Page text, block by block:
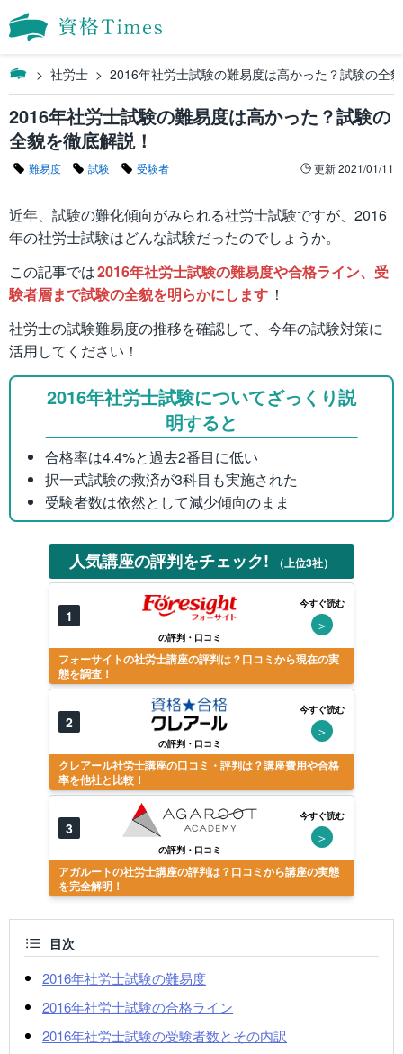
社労士 2016年社労士試験の難易度は高かった？試験の全
2016年社労士試験の難易度は高かった？試験の
全貌を徹底解説！
難易度 試験 受験者 更新2021/01/11
近年、試験の難化傾向がみられる社労士試験ですが、2016
年の社労士試験はどんな試験だったのでしょうか。
この記事では2016年社労士試験の難易度や合格ライン、受
験者層まで試験の全貌を明らかにします ！
社労士の試験難易度の推移を確認して、今年の試験対策に
活用してください！
2016年社労士試験についてざっくり説
明すると
合格率は4.4%と過去2番目に低い
択一式試験の救済が3科目も実施された
受験者数は依然として減少傾向のまま
人気講座の評判をチェック! （上位3社）
1
の評判・口コミ
今すぐ読む
＞
フォーサイトの社労士講座の評判は？口コミから現在の実
態を調査！
2
の評判・口コミ
今すぐ読む
＞
クレアール社労士講座の口コミ・評判は？講座費用や合格
率を他社と比較！
3
の評判・口コミ
今すぐ読む
＞
アガルートの社労士講座の評判は？口コミから講座の実態
を完全解明！
目次
2016年社労士試験の難易度
2016年社労士試験の合格ライン
2016年社労士試験の受験者数とその内訳